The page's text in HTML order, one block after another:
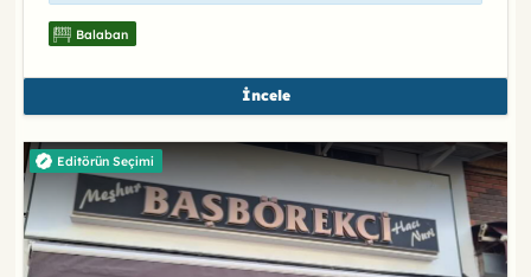
Balaban
İncele
Editörün Seçimi